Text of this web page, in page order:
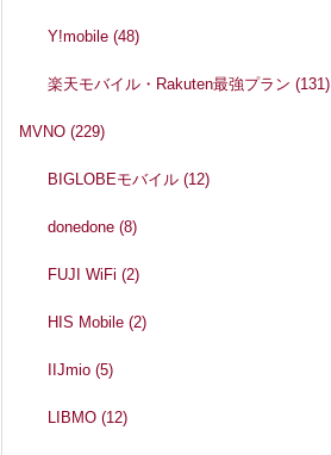
Y!mobile(48)
楽天モバイル・Rakuten最強プラン(131)
MVNO (229)
BIGLOBEモバイル(12)
donedone(8)
FUJI WiFi(2)
HIS Mobile(2)
IIJmio(5)
LIBMO(12)